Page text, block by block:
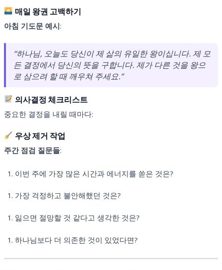
매일 왕권 고백하기
아침 기도문 예시:
“하나님, 오늘도 당신이 제 삶의 유일한 왕이십니다. 제 모
든 결정에서 당신의 뜻을 구합니다. 제가 다른 것을 왕으
로 삼으려 할 때 깨우쳐 주세요.”
의사결정 체크리스트
중요한 결정을 내릴 때마다:
우상 제거 작업
주간 점검 질문들:
이번 주에 가장 많은 시간과 에너지를 쏟은 것은?
가장 걱정하고 불안해했던 것은?
잃으면 절망할 것 같다고 생각한 것은?
하나님보다 더 의존한 것이 있었다면?